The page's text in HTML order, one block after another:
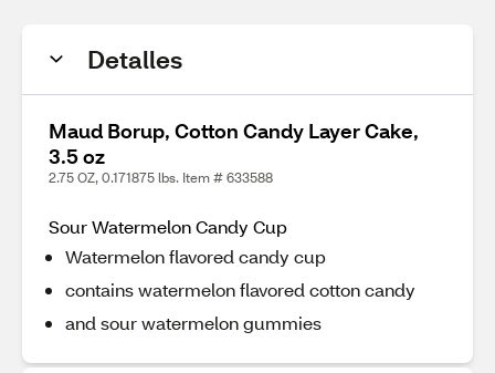
Detalles
Maud Borup, Cotton Candy Layer Cake,
3.5 oz
2.75 OZ, 0.171875 lbs. Item # 633588
Sour Watermelon Candy Cup
Watermelon flavored candy cup
contains watermelon flavored cotton candy
and sour watermelon gummies